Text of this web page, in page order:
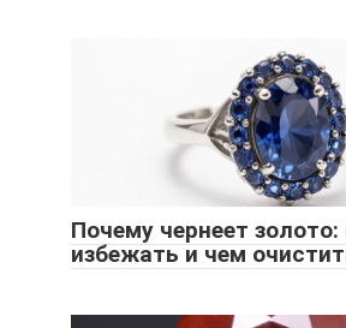
Почему чернеет золото:
избежать и чем